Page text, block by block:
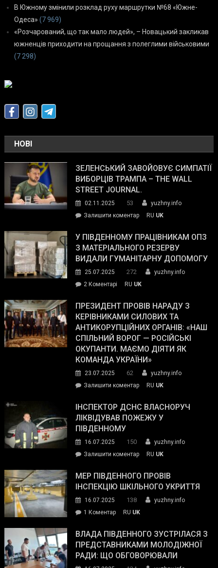
В Южному змінили розклад руху маршрутки №68 «Южне-
Одеса» (7 969)
«Розчарований, що так мало людей», – Новацький закликав
южненців приходити на прощання з полеглими військовими
(7 298)
НОВІ
ЗЕЛЕНСЬКИЙ ЗАВОЙОВУЄ СИМПАТІЇ
ВИБОРЦІВ ТРАМПА – THE WALL
STREET JOURNAL.
02.11.2025 53
yuzhny.info
Залишити коментарon
завойовує
симпатії
виборців
The
Street
Journal.
RU UK
У ПІВДЕННОМУ ПРАЦІВНИКАМ ОПЗ
З МАТЕРІАЛЬНОГО РЕЗЕРВУ
ВИДАЛИ ГУМАНІТАРНУ ДОПОМОГУ
25.07.2025 272
yuzhny.info
2 Коментарі
Південному
працівникам
ОПЗ
з
матеріального
резерву
гуманітарну
допомогу
RU UK
ПРЕЗИДЕНТ ПРОВІВ НАРАДУ З
КЕРІВНИКАМИ СИЛОВИХ ТА
АНТИКОРУПЦІЙНИХ ОРГАНІВ: «НАШ
СПІЛЬНИЙ ВОРОГ — РОСІЙСЬКІ
ОКУПАНТИ. МАЄМО ДІЯТИ ЯК
КОМАНДА УКРАЇНИ»
23.07.2025 62
yuzhny.info
Залишити коментарon
провів
нараду
силових
та
органів:
«Наш
спільний
окупанти.
Маємо
діяти
RU UK
ІНСПЕКТОР ДСНС ВЛАСНОРУЧ
ЛІКВІДУВАВ ПОЖЕЖУ У
ПІВДЕННОМУ
16.07.2025 150
yuzhny.info
Залишити коментарon
ДСНС
власноруч
пожежу
у
RU UK
МЕР ПІВДЕННОГО ПРОВІВ
ІНСПЕКЦІЮ ШКІЛЬНОГО УКРИТТЯ
16.07.2025 138
yuzhny.info
1 Коментардо
Південного
провів
інспекцію
RU UK
ВЛАДА ПІВДЕННОГО ЗУСТРІЛАСЯ З
ПРЕДСТАВНИКАМИ МОЛОДІЖНОЇ
РАДИ: ЩО ОБГОВОРЮВАЛИ